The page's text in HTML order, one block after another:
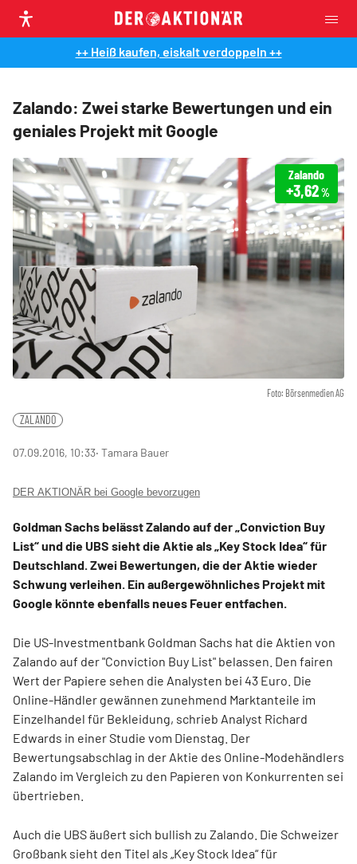
++ Heiß kaufen, eiskalt verdoppeln ++
Zalando: Zwei starke Bewertungen und ein
geniales Projekt mit Google
Foto: Börsenmedien AG
Zalando
+3,62%
ZALANDO
07.09.2016, 10:33‧ Tamara Bauer
DER AKTIONÄR bei Google bevorzugen
Goldman Sachs belässt Zalando auf der „Conviction Buy
List“ und die UBS sieht die Aktie als „Key Stock Idea“ für
Deutschland. Zwei Bewertungen, die der Aktie wieder
Schwung verleihen. Ein außergewöhnliches Projekt mit
Google könnte ebenfalls neues Feuer entfachen.
Die US-Investmentbank Goldman Sachs hat die Aktien von
Zalando auf der "Conviction Buy List" belassen. Den fairen
Wert der Papiere sehen die Analysten bei 43 Euro. Die
Online-Händler gewännen zunehmend Marktanteile im
Einzelhandel für Bekleidung, schrieb Analyst Richard
Edwards in einer Studie vom Dienstag. Der
Bewertungsabschlag in der Aktie des Online-Modehändlers
Zalando im Vergleich zu den Papieren von Konkurrenten sei
übertrieben.
Auch die UBS äußert sich bullish zu Zalando. Die Schweizer
Großbank sieht den Titel als „Key Stock Idea“ für